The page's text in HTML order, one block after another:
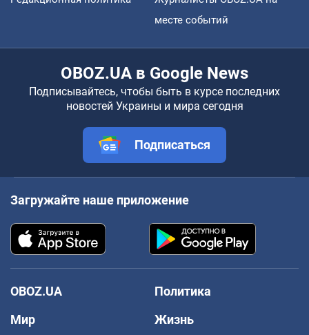
месте событий
OBOZ.UA в Google News
Подписывайтесь, чтобы быть в курсе последних
новостей Украины и мира сегодня
Подписаться
Загружайте наше приложение
OBOZ.UA
Политика
Мир
Жизнь